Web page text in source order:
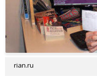
rian.ru